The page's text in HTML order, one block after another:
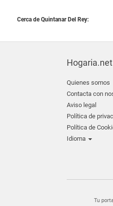
Cerca de Quintanar Del Rey:
Hogaria.net
Quienes somos
Contacta con
Aviso legal
Política de
Política de
Idioma
Tu